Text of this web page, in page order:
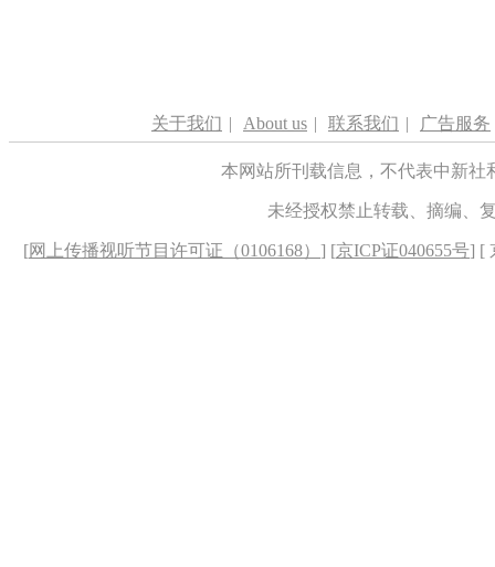
关于我们 | About us | 联系我们 | 广告服务
本网站所刊载信息，不代表中新
未经授权禁止转载、摘编、
[网上传播视听节目许可证（0106168） ] [京ICP证040655号] [